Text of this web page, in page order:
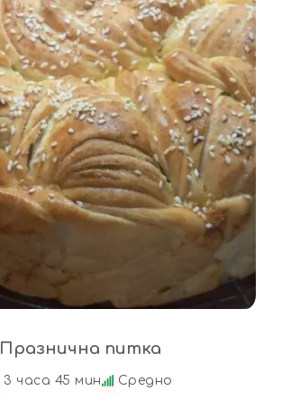
Празнична питка
3 часа 45 мин Средно